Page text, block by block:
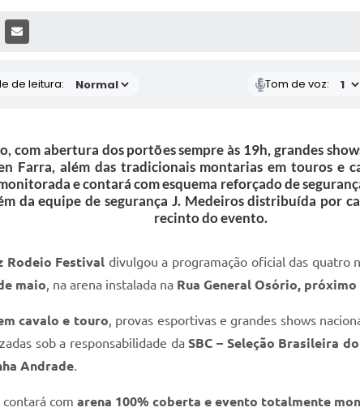
OUTRAS MÍDIAS
de leitura: Tom de voz:
com abertura dos portões sempre às 19h, grandes
Farra, além das tradicionais montarias em touros e
e contará com esquema reforçado de
da equipe de segurança J. Medeiros distribuída por
recinto do evento.
Rodeio Festival divulgou a programação oficial das
maio, na arena instalada na Rua General Osório,
cavalo e touro, provas esportivas e grandes shows
sob a responsabilidade daSBC – Seleção Brasileira
Andrade.
com arena 100% coberta e evento totalmente